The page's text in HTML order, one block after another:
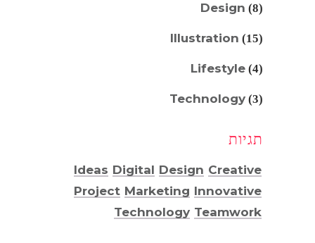
Design (8)
Illustration (15)
Lifestyle (4)
Technology (3)
תגיות
Creative
Design
Digital
Ideas
Innovative
Marketing
Project
Teamwork
Technology